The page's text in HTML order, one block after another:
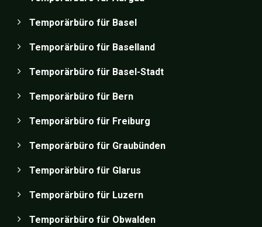
Temporärbüro für Basel
Temporärbüro für Baselland
Temporärbüro für Basel-Stadt
Temporärbüro für Bern
Temporärbüro für Freiburg
Temporärbüro für Graubünden
Temporärbüro für Glarus
Temporärbüro für Luzern
Temporärbüro für Obwalden